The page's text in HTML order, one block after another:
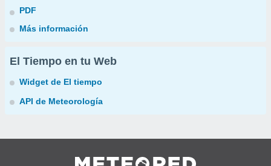
PDF
Más información
El Tiempo en tu Web
Widget de El tiempo
API de Meteorología